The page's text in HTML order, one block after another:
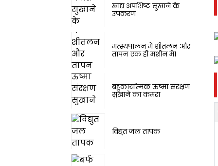
खाद्य अपशिष्ट सुखाने के
उपकरण
मत्स्यपालन में शीतलन और
तापन एक ही मशीन में।
बहुकार्यात्मक ऊष्मा संरक्षण
सुखाने का कमरा
विद्युत जल तापक